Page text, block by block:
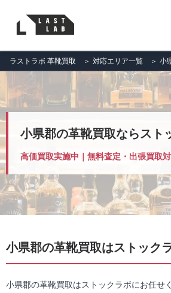
ラストラボ 革靴買取 ＞ 対応エリア一覧 ＞ 小
小県郡の革靴買取ならスト
高価買取実施中｜無料査定・出張買取
小県郡の革靴買取はストック
小県郡の革靴買取はストックラボにお任せ